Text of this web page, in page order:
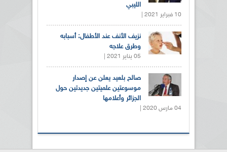
الليبي
10 فبراير 2021 |
نزيف الأنف عند الأطفال: أسبابه
وطرق علاجه
05 يناير 2021 |
صالح بلعيد يعلن عن إصدار
موسوعتين علميتين جديدتين حول
الجزائر وأعلامها
04 مارس 2020 |